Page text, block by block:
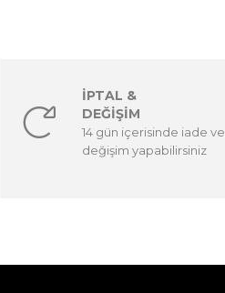
İPTAL &
DEĞİŞİM
14 gün içerisinde iade ve
değişim yapabilirsiniz